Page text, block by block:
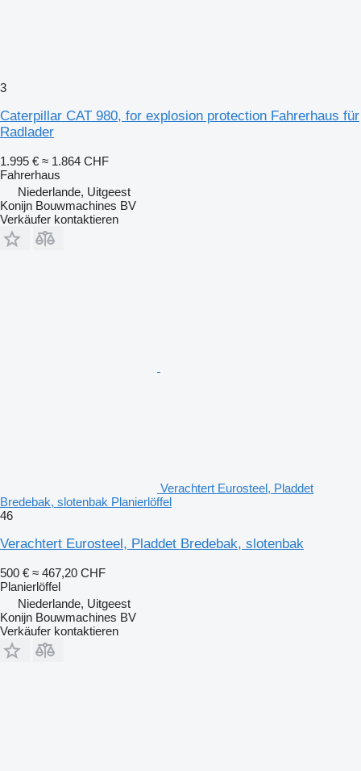
3
Caterpillar CAT 980, for explosion protection Fahrerhaus für
Radlader
1.995 € ≈ 1.864 CHF
Fahrerhaus
Niederlande, Uitgeest
Konijn Bouwmachines BV
Verkäufer kontaktieren
Verachtert Eurosteel, Pladdet
Bredebak, slotenbak Planierlöffel
46
Verachtert Eurosteel, Pladdet Bredebak, slotenbak
500 € ≈ 467,20 CHF
Planierlöffel
Niederlande, Uitgeest
Konijn Bouwmachines BV
Verkäufer kontaktieren